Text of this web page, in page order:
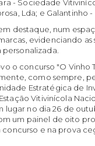
- Sociedade
Lda; e Galantinho -
destaque, num
evidenciando as
o concurso "O Vinho
como sempre,
Estratégica de
Vitivinícola
lugar no dia 26 de
um painel de oito
e na prova